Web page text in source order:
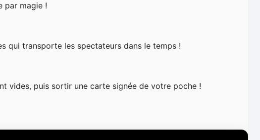
par magie !
qui transporte les spectateurs dans le temps !
vides, puis sortir une carte signée de votre poche !